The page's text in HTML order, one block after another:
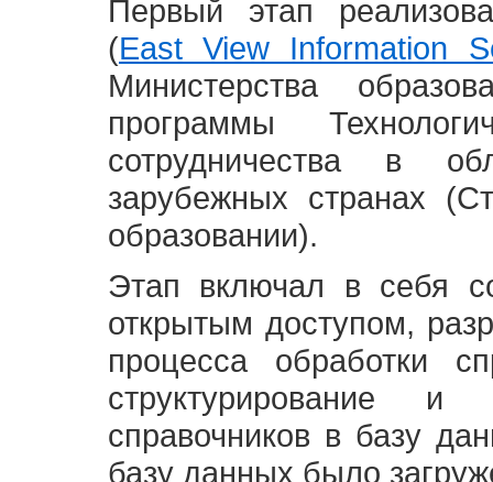
Первый этап
(East View Information
Министерства
программы
сотрудничества в
зарубежных странах
образовании).
Этап включал в себя
открытым доступом,
процесса обработки
структурирование и
справочников в базу
базу данных было